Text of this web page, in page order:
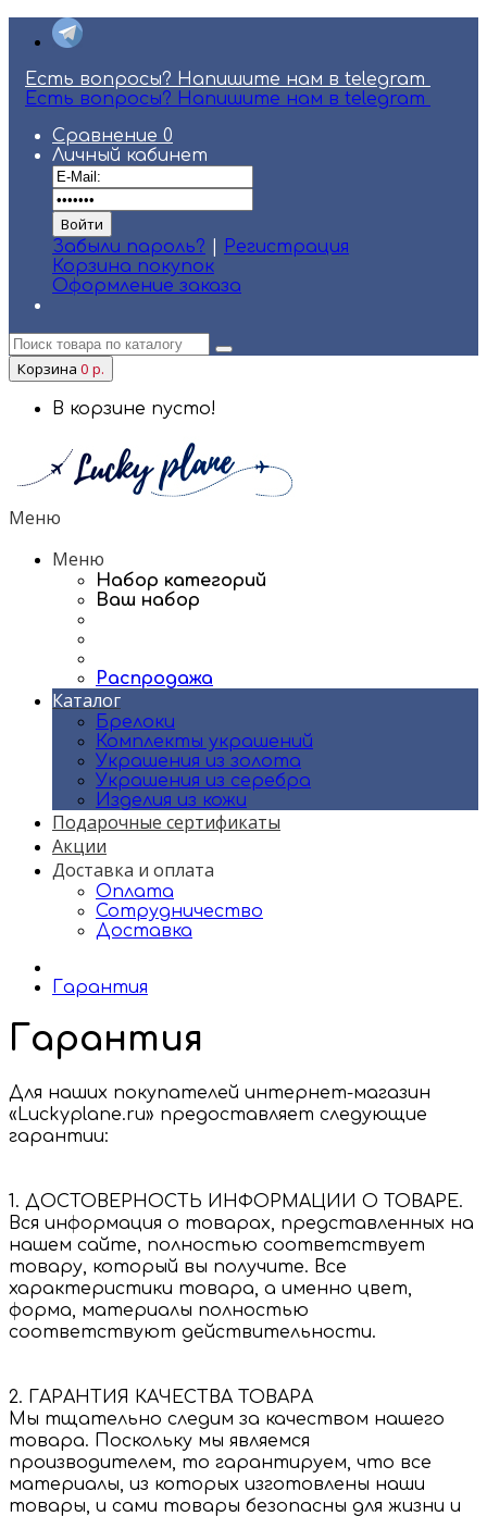
Есть вопросы? Напишите нам в telegram
Есть вопросы? Напишите нам в telegram
Сравнение 0
Личный кабинет
Забыли пароль?
Регистрация
Корзина покупок
Оформление заказа
Корзина 0 р.
В корзине пусто!
Меню
Меню
Набор категорий
Ваш набор
Распродажа
Каталог
Брелоки
Комплекты украшений
Украшения из золота
Украшения из серебра
Изделия из кожи
Подарочные сертификаты
Акции
Доставка и оплата
Оплата
Сотрудничество
Доставка
Гарантия
Гарантия
Для наших покупателей интернет-магазин
«Luckyplane.ru» предоставляет следующие
гарантии:
1. ДОСТОВЕРНОСТЬ ИНФОРМАЦИИ О ТОВАРЕ.
Вся информация о товарах, представленных на
нашем сайте, полностью соответствует
товару, который вы получите. Все
характеристики товара, а именно цвет,
форма, материалы полностью
соответствуют действительности.
2. ГАРАНТИЯ КАЧЕСТВА ТОВАРА
Мы тщательно следим за качеством нашего
товара. Поскольку мы являемся
производителем, то гарантируем, что все
материалы, из которых изготовлены наши
товары, и сами товары безопасны для жизни и